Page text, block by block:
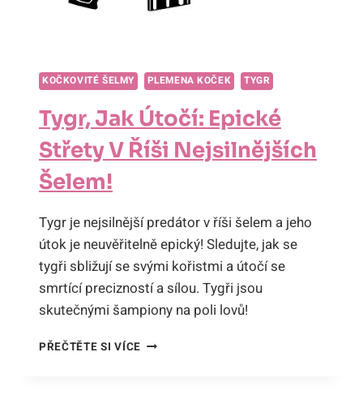
KOČKOVITÉ ŠELMY PLEMENA KOČEK TYGR
Tygr, Jak Útočí: Epické
Střety V Říši Nejsilnějších
Šelem!
Tygr je nejsilnější predátor v říši šelem a jeho
útok je neuvěřitelně epický! Sledujte, jak se
tygři sbližují se svými kořistmi a útočí se
smrtící precizností a sílou. Tygři jsou
skutečnými šampiony na poli lovů!
PŘEČTĚTE SI VÍCETYGR,